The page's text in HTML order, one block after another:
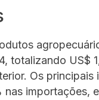
totalizando US$
Os
importações,